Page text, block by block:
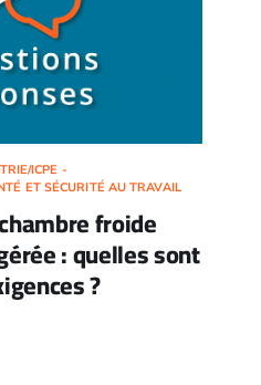
ICPE -
ET SÉCURITÉ AU TRAVAIL
froide
: quelles sont
?